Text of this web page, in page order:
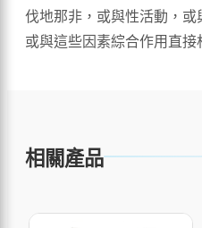
伐地那非，或與性活動，或
或與這些因素綜合作用直接
相關產品